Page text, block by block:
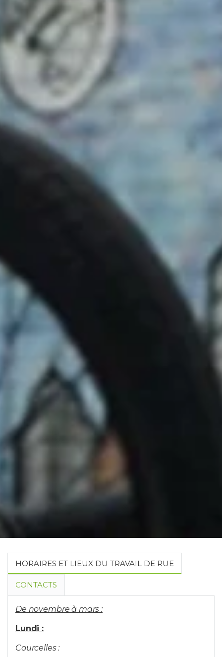
HORAIRES ET LIEUX DU TRAVAIL DE RUE
CONTACTS
De novembre à mars :
Lundi :
Courcelles :